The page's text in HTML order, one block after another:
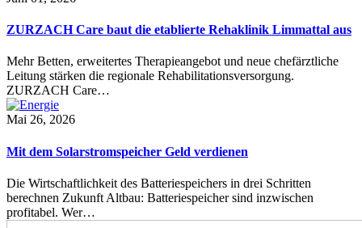
ZURZACH Care baut die etablierte Rehaklinik Limmattal aus
Mehr Betten, erweitertes Therapieangebot und neue chefärztliche
Leitung stärken die regionale Rehabilitationsversorgung.
ZURZACH Care…
Mai 26, 2026
Mit dem Solarstromspeicher Geld verdienen
Die Wirtschaftlichkeit des Batteriespeichers in drei Schritten
berechnen Zukunft Altbau: Batteriespeicher sind inzwischen
profitabel. Wer…